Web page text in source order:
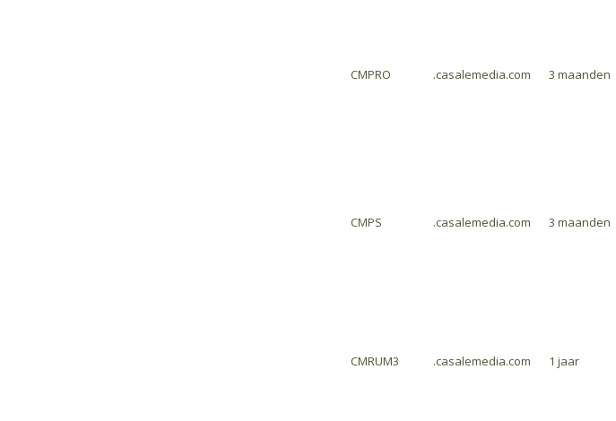
CMPRO .casalemedia.com 3 maanden
CMPS .casalemedia.com 3 maanden
CMRUM3 .casalemedia.com 1 jaar